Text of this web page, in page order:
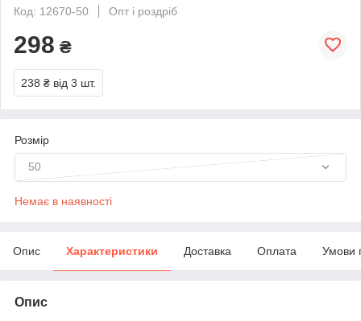
Код: 12670-50
Опт і роздріб
298 ₴
238 ₴ від 3 шт.
Розмір
50
Немає в наявності
Опис Характеристики Доставка Оплата Умови
Опис